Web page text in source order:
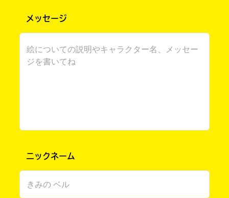
メッセージ
ニックネーム